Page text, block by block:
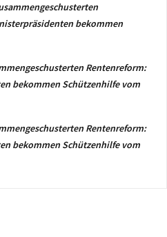
bekommen
Rentenreform:
bekommen Schützenhilfe vom
Rentenreform:
bekommen Schützenhilfe vom